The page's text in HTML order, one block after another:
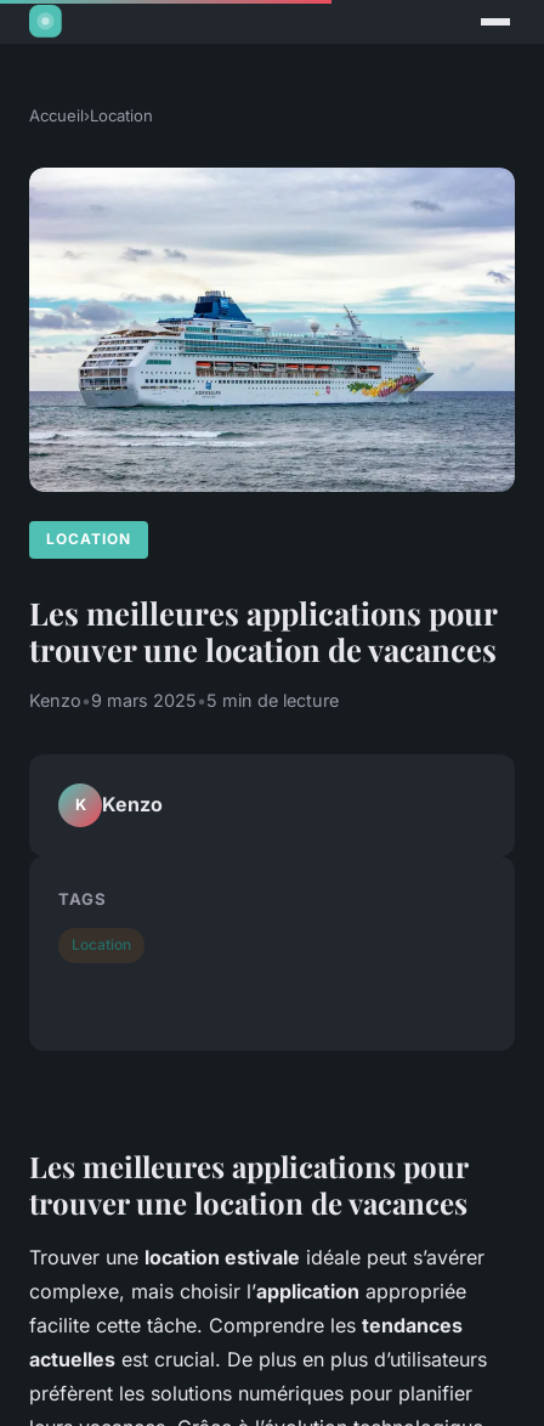
Accueil›Location
LOCATION
Les meilleures applications pour
trouver une location de vacances
Kenzo•9 mars 2025•5 min de lecture
Les meilleures applications pour
trouver une location de vacances
Trouver une location estivale idéale peut s’avérer
complexe, mais choisir l’application appropriée
facilite cette tâche. Comprendre les tendances
actuelles est crucial. De plus en plus d’utilisateurs
préfèrent les solutions numériques pour planifier
K Kenzo
TAGS
Location